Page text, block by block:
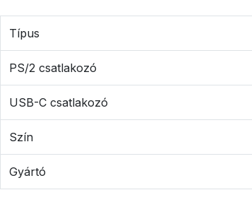
Típus
PS/2 csatlakozó
USB-C csatlakozó
Szín
Gyártó